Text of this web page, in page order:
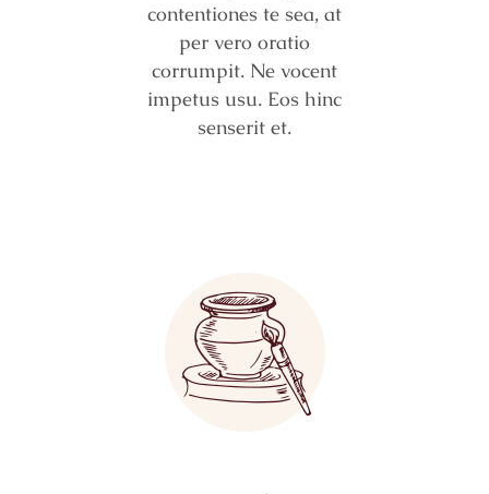
contentiones te sea, at
per vero oratio
corrumpit. Ne vocent
impetus usu. Eos hinc
senserit et.